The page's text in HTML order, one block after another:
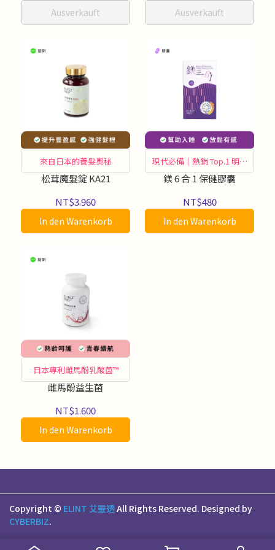
Ausverkauft Ausverkauft
來自日本的養髮奧秘
松茸魔髮錠 KA21
NT$3.960
In den Warenkorb
現代必備｜熱銷 Top.1 明星
商品
鎂 6 合 1 保健膠囊
NT$480
In den Warenkorb
日本專利雌馬酚乳酸菌™
雌馬酚益生菌
NT$1.600
In den Warenkorb
Copyright © ELINT 艾靈透All Rights Reserved. Designed by
CYBERBIZ.